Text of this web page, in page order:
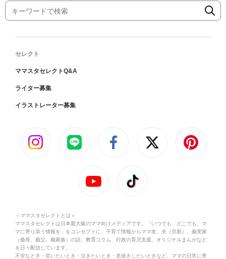
セレクト
ママスタセレクトQ&A
ライター募集
イラストレーター募集
＜ママスタセレクトとは＞
ママスタセレクトは日本最大級のママ向けメディアです。「いつでも、どこでも、マ
マに寄り添う情報を」をコンセプトに、子育て情報からママ友、夫（旦那）、義実家
（義母、義父、義家族）の話、教育コラム、行政の育児支援、オリジナルまんがなど
を日々配信しています。
不安なとき・笑いたいとき・泣きたいとき・息抜きしたいときなど、ママの日常に寄